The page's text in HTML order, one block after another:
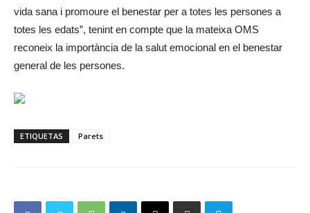
vida sana i promoure el benestar per a totes les persones a
totes les edats”, tenint en compte que la mateixa OMS
reconeix la importància de la salut emocional en el benestar
general de les persones.
ETIQUETAS Parets